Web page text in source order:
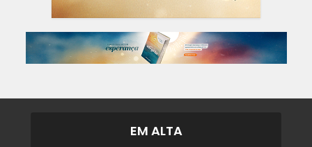
EM ALTA